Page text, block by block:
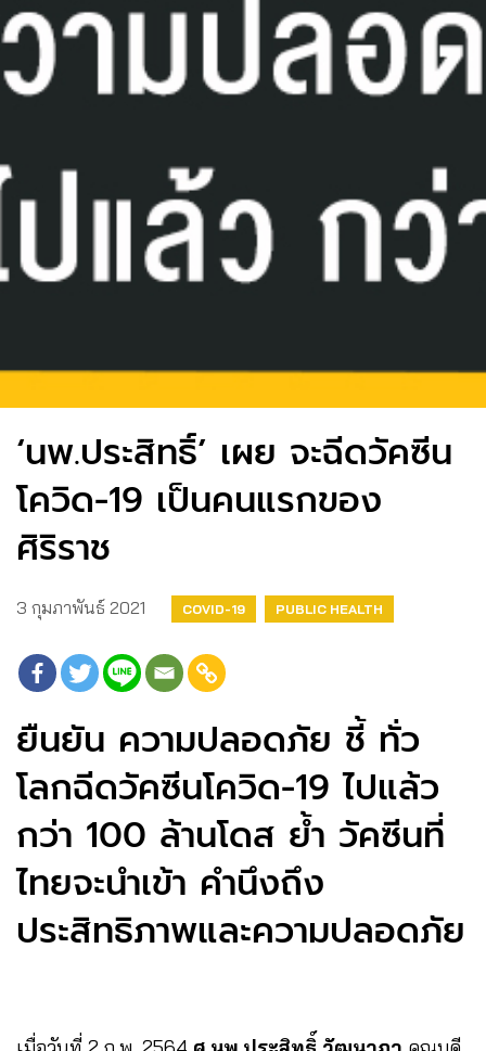
‘นพ.ประสิทธิ์’ เผย จะฉีดวัคซีน
โควิด-19 เป็นคนแรกของ
ศิริราช
3 กุมภาพันธ์ 2021 COVID-19 PUBLIC HEALTH
ยืนยัน ความปลอดภัย ชี้ ทั่ว
โลกฉีดวัคซีนโควิด-19 ไปแล้ว
กว่า 100 ล้านโดส ย้ำ วัคซีนที่
ไทยจะนำเข้า คำนึงถึง
ประสิทธิภาพและความปลอดภัย